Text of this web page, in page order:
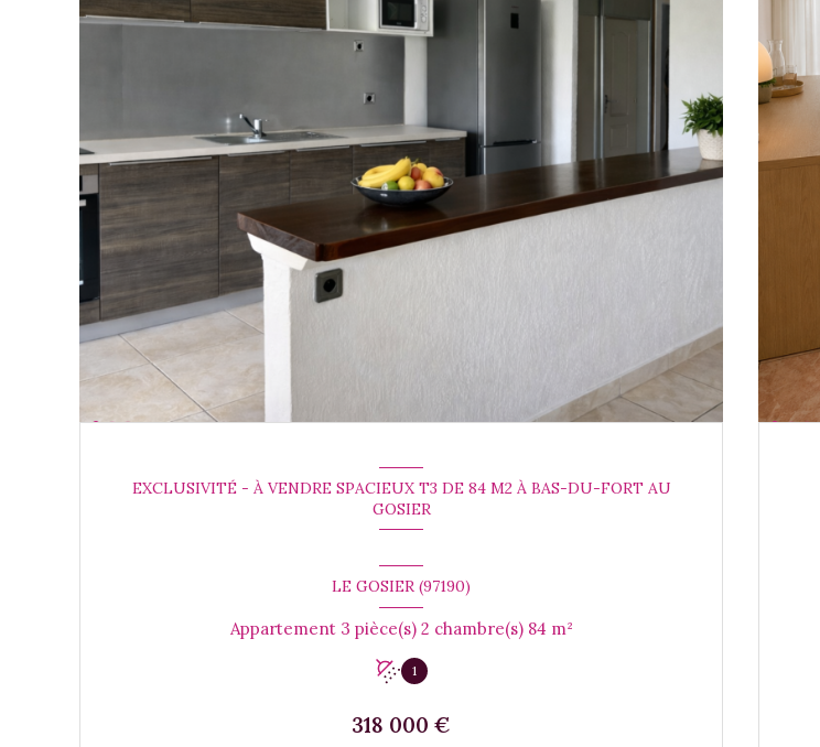
EXCLUSIVITÉ - À VENDRE SPACIEUX T3 DE 84 M2 À BAS-DU-FORT AU
GOSIER
LE GOSIER (97190)
Appartement 3 pièce(s) 2 chambre(s) 84 m²
1
318 000 €